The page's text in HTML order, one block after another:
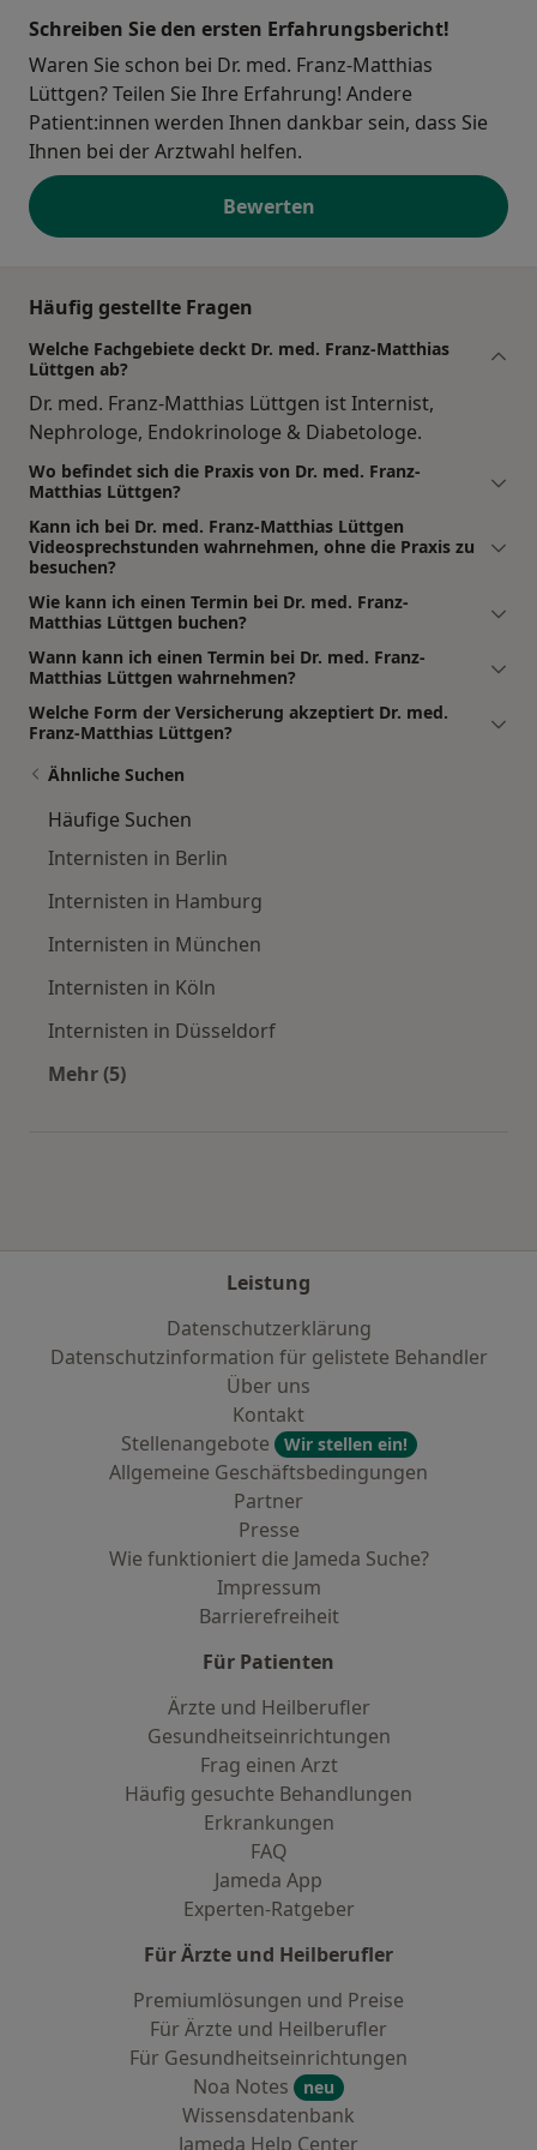
Schreiben Sie den ersten Erfahrungsbericht!
Waren Sie schon bei Dr. med. Franz-Matthias
Lüttgen? Teilen Sie Ihre Erfahrung! Andere
Patient:innen werden Ihnen dankbar sein, dass Sie
Ihnen bei der Arztwahl helfen.
Bewerten
Häufig gestellte Fragen
Welche Fachgebiete deckt Dr. med. Franz-Matthias
Lüttgen ab?
Dr. med. Franz-Matthias Lüttgen ist Internist,
Nephrologe, Endokrinologe & Diabetologe.
Wo befindet sich die Praxis von Dr. med. Franz-
Matthias Lüttgen?
Kann ich bei Dr. med. Franz-Matthias Lüttgen
Videosprechstunden wahrnehmen, ohne die Praxis zu
besuchen?
Wie kann ich einen Termin bei Dr. med. Franz-
Matthias Lüttgen buchen?
Wann kann ich einen Termin bei Dr. med. Franz-
Matthias Lüttgen wahrnehmen?
Welche Form der Versicherung akzeptiert Dr. med.
Franz-Matthias Lüttgen?
Ähnliche Suchen
Häufige Suchen
Internisten in Berlin
Internisten in Hamburg
Internisten in München
Internisten in Köln
Internisten in Düsseldorf
Mehr (5)
Leistung
Datenschutzerklärung
Datenschutzinformation für gelistete Behandler
Über uns
Kontakt
Stellenangebote
Wir stellen ein!
Allgemeine Geschäftsbedingungen
Partner
Presse
Wie funktioniert die Jameda Suche?
Impressum
Barrierefreiheit
Für Patienten
Ärzte und Heilberufler
Gesundheitseinrichtungen
Frag einen Arzt
Häufig gesuchte Behandlungen
Erkrankungen
FAQ
Jameda App
Experten-Ratgeber
Für Ärzte und Heilberufler
Premiumlösungen und Preise
Für Ärzte und Heilberufler
Für Gesundheitseinrichtungen
Noa Notes
neu
Wissensdatenbank
Jameda Help Center